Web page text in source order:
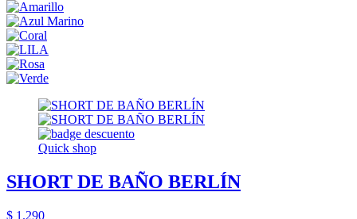
Quick shop
SHORT DE BAÑO BERLÍN
$ 1.290